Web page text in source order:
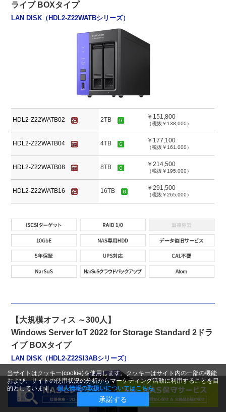
ライブ BOXタイプ
LAN DISK（HDL2-Z22WATBシリーズ）
HDL2-Z22WATB02 2TB ￥151,800
（税抜￥138,000）
HDL2-Z22WATB04 4TB ￥177,100
（税抜￥161,000）
HDL2-Z22WATB08 8TB ￥214,500
（税抜￥195,000）
HDL2-Z22WATB16 16TB ￥291,500
（税抜￥265,000）
【大規模オフィス ～300人】
Windows Server IoT 2022 for Storage Standard 2ドラ
イブ BOXタイプ
LAN DISK（HDL2-Z22SI3ABシリーズ）
当サイトはクッキー(cookie)を使用します。クッキーはサイト内の一部の機能
および、サイトの使用状況の分析からマーケティング活動に利用することを目
的としています。 個人情報の取扱いについてはこちら
承諾する